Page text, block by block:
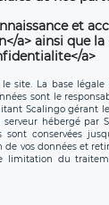
et
a> ainsi que
a>
site. La base
sont le
Scalingo gérant
hébergé par
sont conservées
vos données et
limitation du
exercer ces
et est
LÉGAVOX, sis